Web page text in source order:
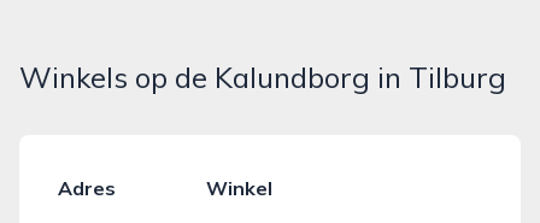
Winkels op de Kalundborg in Tilburg
Adres Winkel